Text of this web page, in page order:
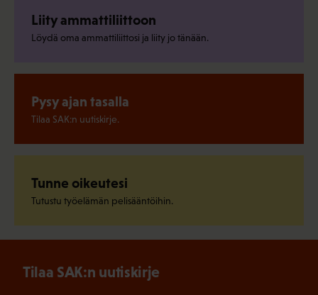
Liity ammattiliittoon
Löydä oma ammattiliittosi ja liity jo tänään.
Pysy ajan tasalla
Tilaa SAK:n uutiskirje.
Tunne oikeutesi
Tutustu työelämän pelisääntöihin.
Tilaa SAK:n uutiskirje